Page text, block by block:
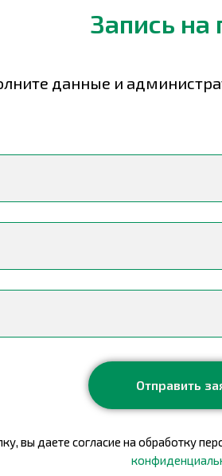
Запись на
данные и
Отправить
вы даете согласие на обработку